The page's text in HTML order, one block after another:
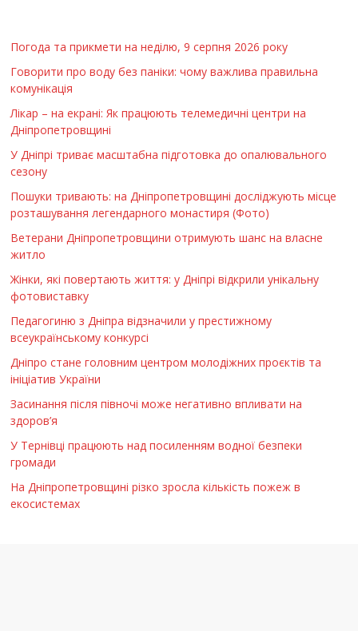
Погода та прикмети на неділю, 9 серпня 2026 року
Говорити про воду без паніки: чому важлива правильна
комунікація
Лікар – на екрані: Як працюють телемедичні центри на
Дніпропетровщині
У Дніпрі триває масштабна підготовка до опалювального
сезону
Пошуки тривають: на Дніпропетровщині досліджують місце
розташування легендарного монастиря (Фото)
Ветерани Дніпропетровщини отримують шанс на власне
житло
Жінки, які повертають життя: у Дніпрі відкрили унікальну
фотовиставку
Педагогиню з Дніпра відзначили у престижному
всеукраїнському конкурсі
Дніпро стане головним центром молодіжних проєктів та
ініціатив України
Засинання після півночі може негативно впливати на
здоров’я
У Тернівці працюють над посиленням водної безпеки
громади
На Дніпропетровщині різко зросла кількість пожеж в
екосистемах